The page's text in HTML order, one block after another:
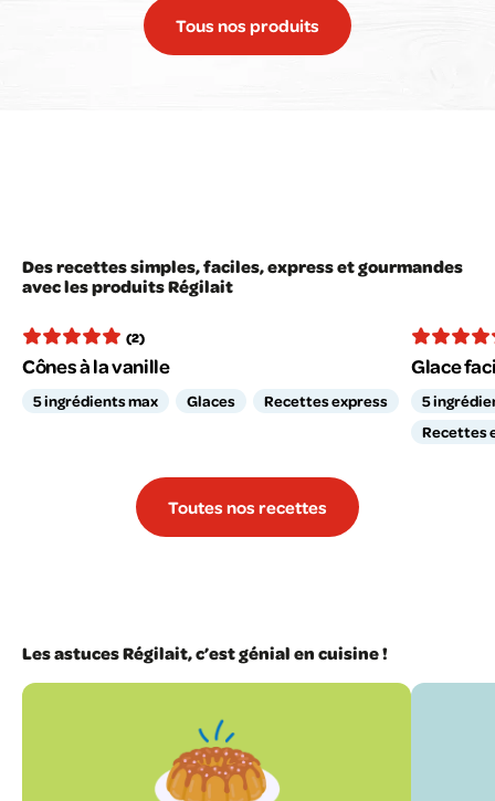
Tous nos produits
Des recettes simples, faciles, express et gourmandes
avec les produits Régilait
(2)
Cônes à la vanille
5 ingrédients max Glaces Recettes express
Glace
5
Recettes
Toutes nos recettes
Les astuces Régilait, c’est génial en cuisine !